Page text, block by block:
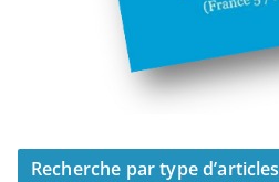
Recherche par type d’articles